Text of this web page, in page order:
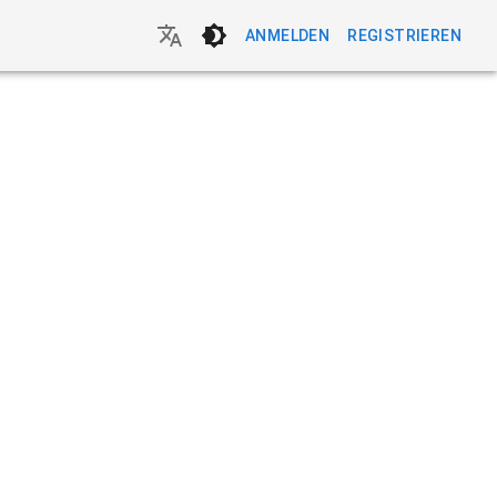
ANMELDEN REGISTRIEREN